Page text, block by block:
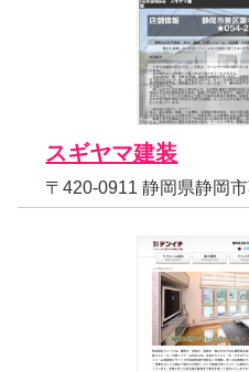
スギヤマ建装
〒420-0911 静岡県静岡